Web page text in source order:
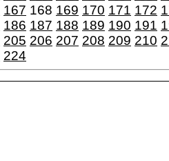
167 168 169 170 171 172
186 187 188 189 190 191
205 206 207 208 209 210
224